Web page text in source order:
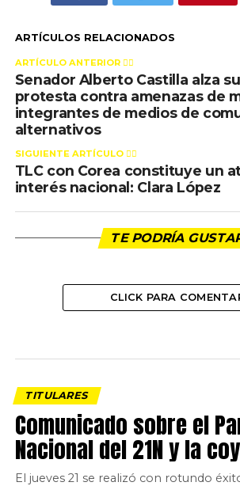
ARTÍCULOS RELACIONADOS
ARTÍCULO ANTERIOR 👉🏻
Senador Alberto Castilla alza
protesta contra amenazas de
integrantes de medios de
alternativos
SIGUIENTE ARTÍCULO 👈🏻
TLC con Corea constituye un
interés nacional: Clara López
TE PODRÍA
CLICK PARA
TITULARES
Comunicado sobre el
Nacional del 21N y la
El jueves 21 se realizó con rotundo